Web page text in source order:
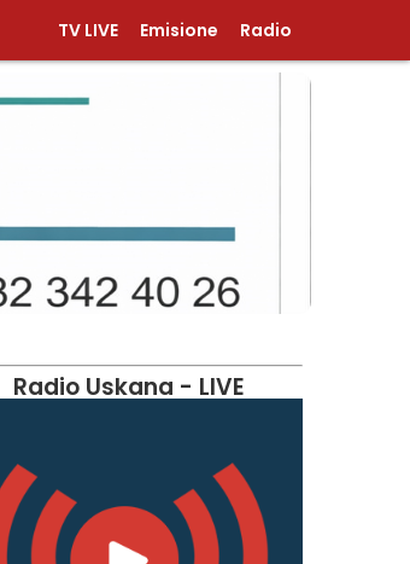
TV LIVE Emisione Radio
Radio Uskana - LIVE